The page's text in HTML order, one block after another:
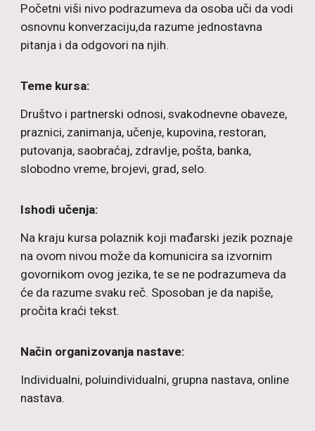
Početni viši nivo podrazumeva da osoba uči da vodi
osnovnu konverzaciju,da razume jednostavna
pitanja i da odgovori na njih.
Teme kursa:
Društvo i partnerski odnosi, svakodnevne obaveze,
praznici, zanimanja, učenje, kupovina, restoran,
putovanja, saobraćaj, zdravlje, pošta, banka,
slobodno vreme, brojevi, grad, selo.
Ishodi učenja:
Na kraju kursa polaznik koji mađarski jezik poznaje
na ovom nivou može da komunicira sa izvornim
govornikom ovog jezika, te se ne podrazumeva da
će da razume svaku reč. Sposoban je da napiše,
pročita kraći tekst.
Način organizovanja nastave:
Individualni, poluindividualni, grupna nastava, online
nastava.